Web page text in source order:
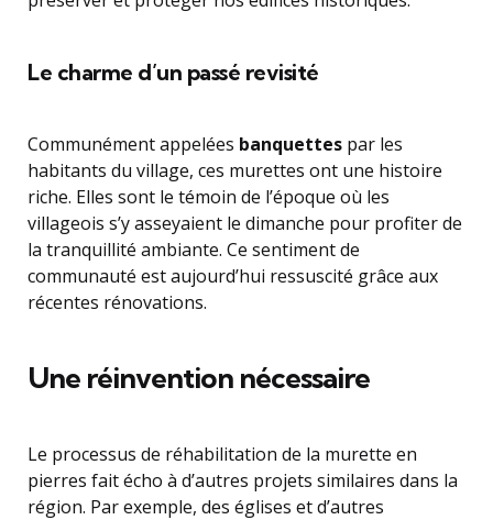
Le charme d’un passé revisité
Communément appelées banquettes par les
habitants du village, ces murettes ont une histoire
riche. Elles sont le témoin de l’époque où les
villageois s’y asseyaient le dimanche pour profiter de
la tranquillité ambiante. Ce sentiment de
communauté est aujourd’hui ressuscité grâce aux
récentes rénovations.
Une réinvention nécessaire
Le processus de réhabilitation de la murette en
pierres fait écho à d’autres projets similaires dans la
région. Par exemple, des églises et d’autres